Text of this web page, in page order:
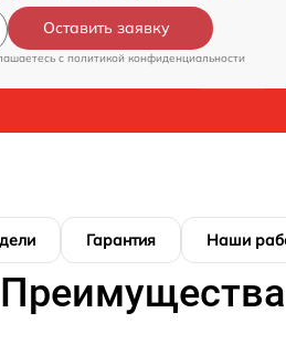
Оставить заявку
c политикой конфиденциальности
Гарантия Наши